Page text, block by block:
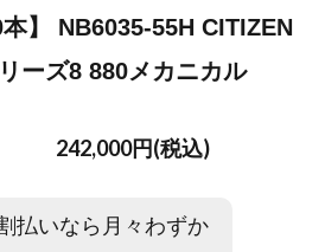
本】 NB6035-55H CITIZEN
ーズ8 880メカニカル
242,000円(税込)
払いなら月々わずか